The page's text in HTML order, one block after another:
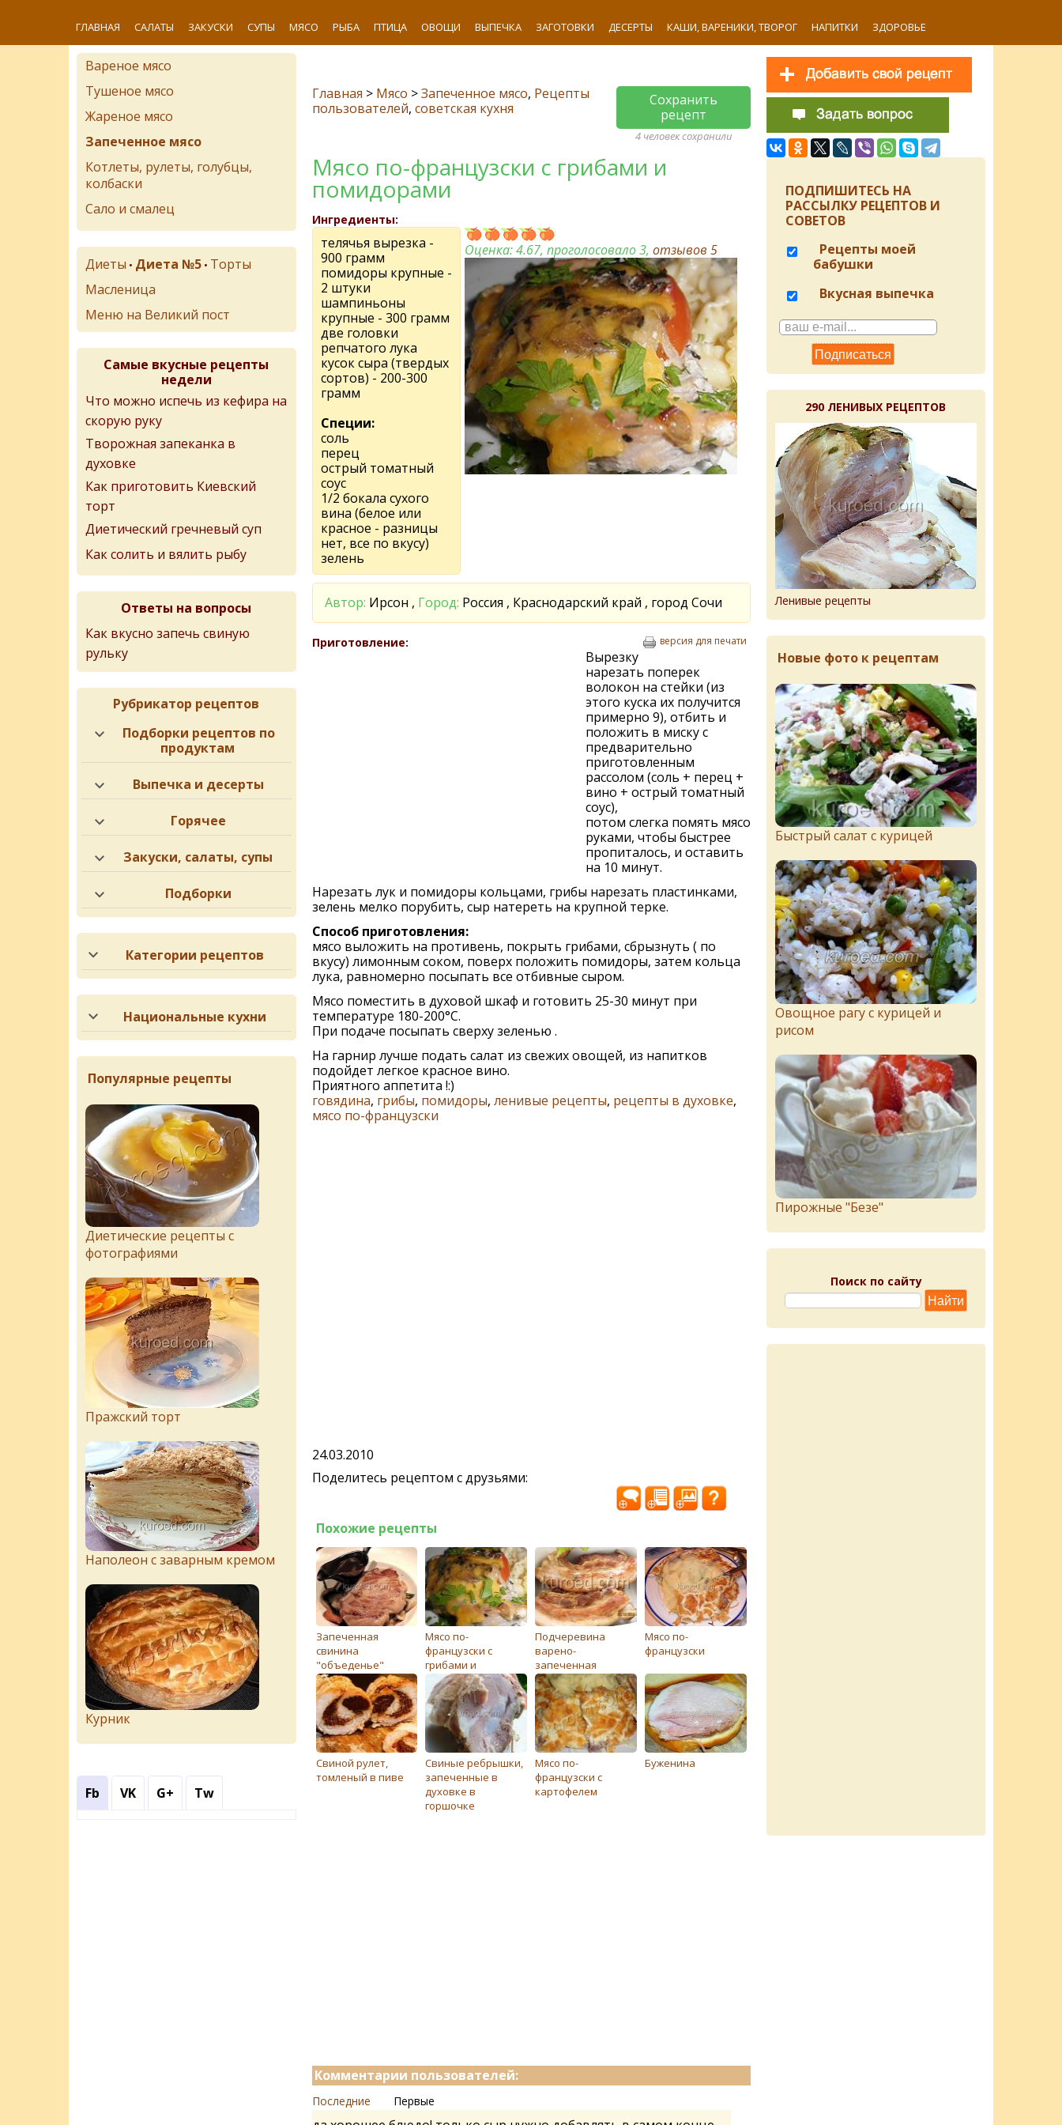
ГЛАВНАЯ САЛАТЫ ЗАКУСКИ СУПЫ МЯСО РЫБА ПТИЦА ОВОЩИ ВЫПЕЧКА ЗАГОТОВКИ ДЕСЕРТЫ КАШИ, ВАРЕНИКИ, ТВОРОГ НАПИТКИ ЗДОРОВЬЕ
Главная > Мясо >Запеченное мясо, Рецепты
пользователей, советская кухня
Сохранить
рецепт
4 человек сохранили
Мясо по-французски с грибами и
помидорами
Ингредиенты:
телячья вырезка -
900 грамм
помидоры крупные -
2 штуки
шампиньоны
крупные - 300 грамм
две головки
репчатого лука
кусок сыра (твердых
сортов) - 200-300
грамм
Специи:
соль
перец
острый томатный
соус
1/2 бокала сухого
вина (белое или
красное - разницы
нет, все по вкусу)
зелень
Оценка:4.67, проголосовало 3,отзывов5
Автор: Ирсон , Город: Россия , Краснодарский край , город Сочи
Приготовление: версия для печати
Вырезку
нарезать поперек
волокон на стейки (из
этого куска их получится
примерно 9), отбить и
положить в миску с
предварительно
приготовленным
рассолом (соль + перец +
вино + острый томатный
соус),
потом слегка помять мясо
руками, чтобы быстрее
пропиталось, и оставить
на 10 минут.
Нарезать лук и помидоры кольцами, грибы нарезать пластинками,
зелень мелко порубить, сыр натереть на крупной терке.
Способ приготовления:
мясо выложить на противень, покрыть грибами, сбрызнуть ( по
вкусу) лимонным соком, поверх положить помидоры, затем кольца
лука, равномерно посыпать все отбивные сыром.
Мясо поместить в духовой шкаф и готовить 25-30 минут при
температуре 180-200°С.
При подаче посыпать сверху зеленью .
На гарнир лучше подать салат из свежих овощей, из напитков
подойдет легкое красное вино.
Приятного аппетита !:)
говядина, грибы, помидоры, ленивые рецепты, рецепты в духовке,
мясо по-французски
24.03.2010
Поделитесь рецептом с друзьями:
Похожие рецепты
Запеченная
свинина
"объеденье"
Мясо по-
французски с
грибами и
помидорами
Подчеревина
варено-
запеченная
Мясо по-
французски
Свиной рулет,
томленый в пиве
Свиные ребрышки,
запеченные в
духовке в
горшочке
Мясо по-
французски с
картофелем
Буженина
Комментарии пользователей:
Последние Первые
Вареное мясо
Тушеное мясо
Жареное мясо
Запеченное мясо
Котлеты, рулеты, голубцы,
колбаски
Сало и смалец
Диеты • Диета №5 • Торты
Масленица
Меню на Великий пост
Самые вкусные рецепты
недели
Что можно испечь из кефира на
скорую руку
Творожная запеканка в
духовке
Как приготовить Киевский
торт
Диетический гречневый суп
Как солить и вялить рыбу
Ответы на вопросы
Как вкусно запечь свиную
рульку
Рубрикатор рецептов
Подборки рецептов по
продуктам
Выпечка и десерты
Горячее
Закуски, салаты, супы
Подборки
Категории рецептов
Национальные кухни
Популярные рецепты
Диетические рецепты с
фотографиями
Пражский торт
Наполеон с заварным кремом
Курник
Fb VK G+ Tw
ПОДПИШИТЕСЬ НА
РАССЫЛКУ РЕЦЕПТОВ И
СОВЕТОВ
Рецепты моей
бабушки
Вкусная выпечка
290 ЛЕНИВЫХ РЕЦЕПТОВ
Ленивые рецепты
Новые фото к рецептам
Быстрый салат с курицей
Овощное рагу с курицей и
рисом
Пирожныe "Бeзe"
Поиск по сайту